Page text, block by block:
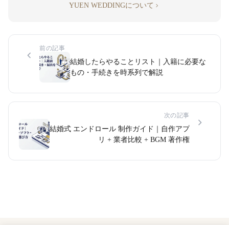
YUEN WEDDINGについて
前の記事
結婚したらやることリスト｜入籍に必要な
もの・手続きを時系列で解説
次の記事
結婚式 エンドロール 制作ガイド｜自作アプ
リ + 業者比較 + BGM 著作権